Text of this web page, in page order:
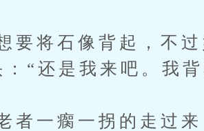
将石像背起，不过
“还是我来吧。我
一瘸一拐的走过来